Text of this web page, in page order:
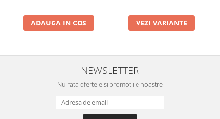
ADAUGA IN COS VEZI VARIANTE
NEWSLETTER
Nu rata ofertele si promotiile noastre